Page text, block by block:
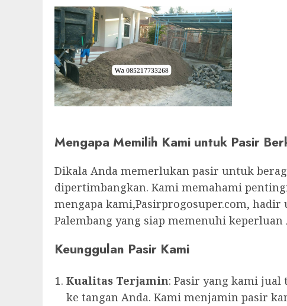
Mengapa Memilih Kami untuk Pasir
Dikala Anda memerlukan pasir untuk
dipertimbangkan. Kami memahami
mengapa kami,Pasirprogosuper.com,
Palembang yang siap memenuhi
Keunggulan Pasir Kami
Kualitas Terjamin: Pasir yang kami
ke tangan Anda. Kami menjamin pasir